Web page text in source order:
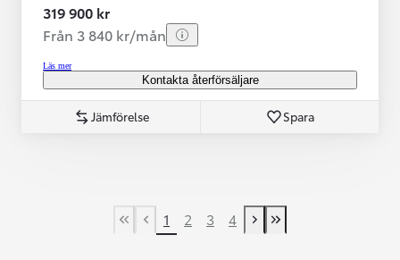
319 900 kr
Från 3 840 kr/mån
Läs mer
Kontakta återförsäljare
Jämförelse Spara
First Page
Previous page
1 2 3 4
Next page
Last Page